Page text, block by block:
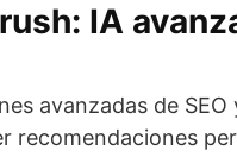
IA
avanzadas de
recomendaciones